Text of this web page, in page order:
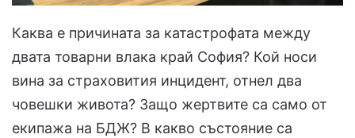
Каква е причината за катастрофата между
двата товарни влака край София? Кой носи
вина за страховития инцидент, отнел два
човешки живота? Защо жертвите са само от
екипажа на БДЖ? В какво състояние са